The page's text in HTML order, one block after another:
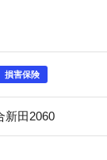
損害保険
新田2060